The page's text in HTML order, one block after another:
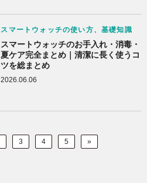
スマートウォッチの使い方、基礎知識
スマートウォッチのお手入れ・消毒・
夏ケア完全まとめ｜清潔に長く使うコ
ツを総まとめ
2026.06.06
3 4 5 »